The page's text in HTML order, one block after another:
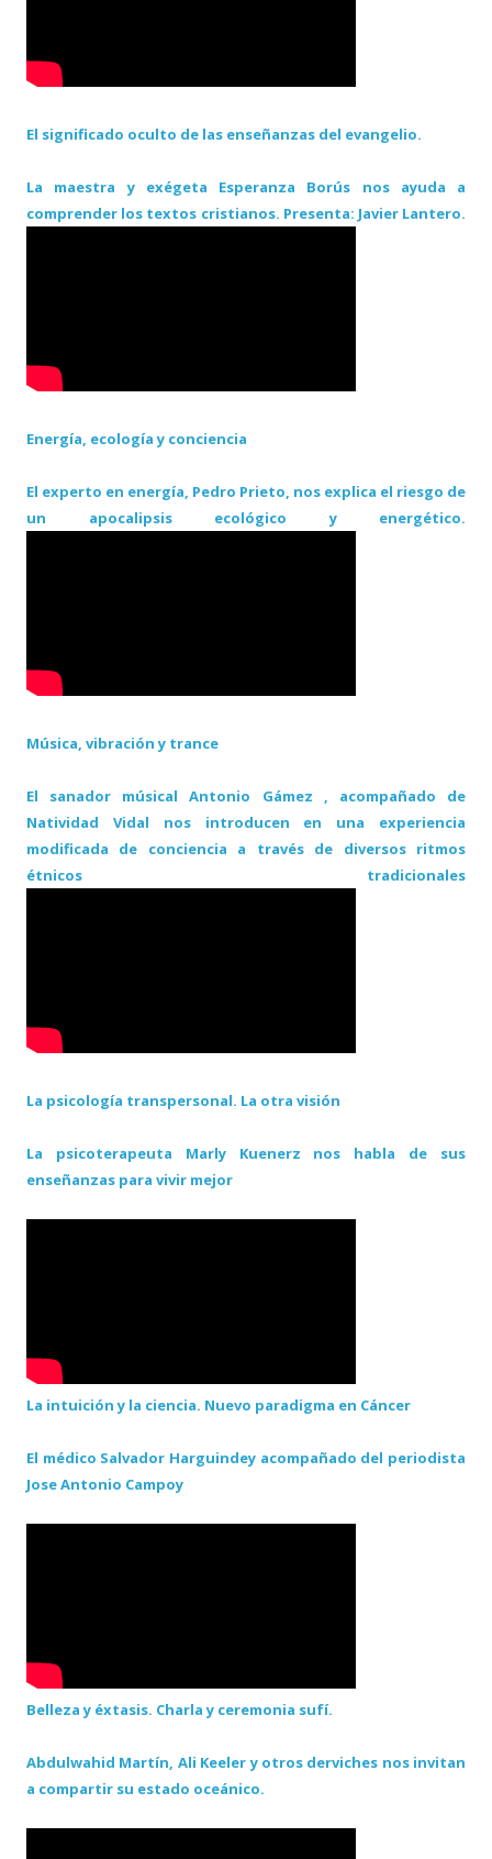
El significado oculto de las enseñanzas del evangelio.
La maestra y exégeta Esperanza Borús nos ayuda a
comprender los textos cristianos. Presenta: Javier Lantero.
Energía, ecología y conciencia
El experto en energía, Pedro Prieto, nos explica el riesgo de
un apocalipsis ecológico y energético.
Música, vibración y trance
El sanador músical Antonio Gámez , acompañado de
Natividad Vidal nos introducen en una experiencia
modificada de conciencia a través de diversos ritmos
étnicos tradicionales
La psicología transpersonal. La otra visión
La psicoterapeuta Marly Kuenerz nos habla de sus
enseñanzas para vivir mejor
La intuición y la ciencia. Nuevo paradigma en Cáncer
El médico Salvador Harguindey acompañado del periodista
Jose Antonio Campoy
Belleza y éxtasis. Charla y ceremonia sufí.
Abdulwahid Martín, Ali Keeler y otros derviches nos invitan
a compartir su estado oceánico.